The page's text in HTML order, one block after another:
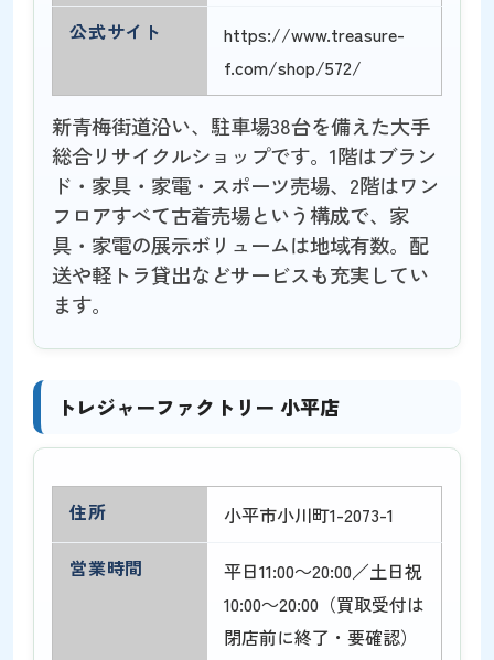
公式サイト
https://www.treasure-
f.com/shop/572/
新青梅街道沿い、駐車場38台を備えた大手
総合リサイクルショップです。1階はブラン
ド・家具・家電・スポーツ売場、2階はワン
フロアすべて古着売場という構成で、家
具・家電の展示ボリュームは地域有数。配
送や軽トラ貸出などサービスも充実してい
ます。
トレジャーファクトリー 小平店
住所
小平市小川町1-2073-1
営業時間
平日11:00～20:00／土日祝
10:00～20:00（買取受付は
閉店前に終了・要確認）